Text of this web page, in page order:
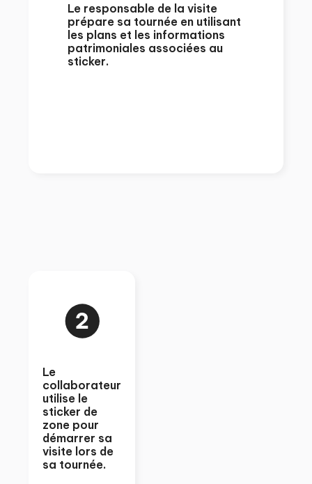
Le responsable de la visite
prépare sa tournée en utilisant
les plans et les informations
patrimoniales associées au
sticker.
Le
collaborateur
utilise le
sticker de
zone pour
démarrer sa
visite lors de
sa tournée.